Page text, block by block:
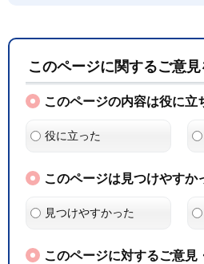
このページに関するご意
このページの内容は役に立
役に立った
このページは見つけやすか
見つけやすかった
このページに対するご意見